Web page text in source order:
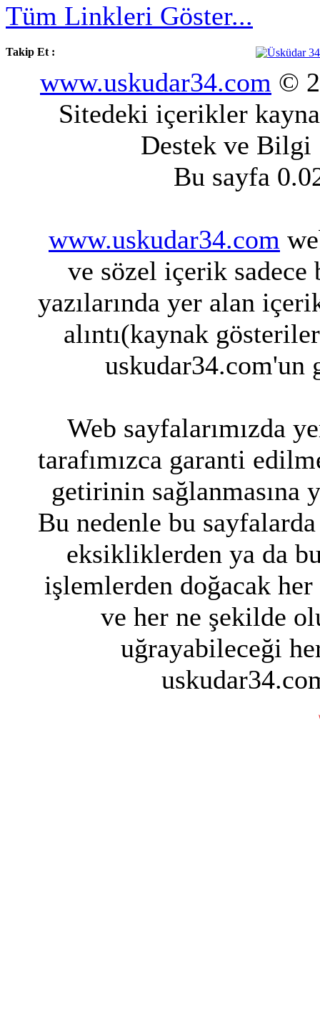
Tüm Linkleri Göster...
Takip Et :
www.uskudar34.com ©
Sitedeki içerikler
Destek ve
Bu sayfa
www.uskudar34.com
ve sözel içerik sadece
yazılarında yer alan
alıntı(kaynak
uskudar34.com'un
Web sayfalarımızda
tarafımızca garanti
getirinin
Bu nedenle bu
eksikliklerden ya da
işlemlerden doğacak
ve her ne şekilde
uğrayabileceği